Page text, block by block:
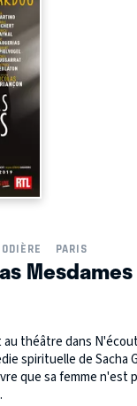
PARIS
Mesdames
au théâtre dans
spirituelle de Sacha
que sa femme n'est